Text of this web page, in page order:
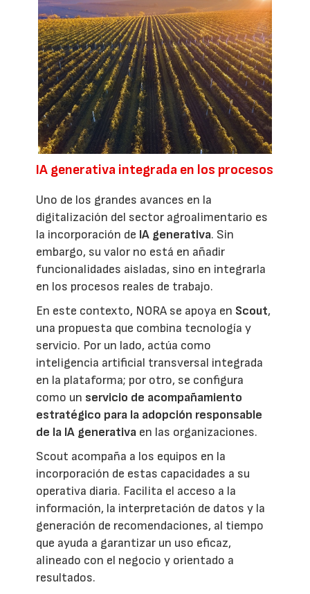
IA generativa integrada en los procesos
Uno de los grandes avances en la
digitalización del sector agroalimentario es
la incorporación de IA generativa. Sin
embargo, su valor no está en añadir
funcionalidades aisladas, sino en integrarla
en los procesos reales de trabajo.
En este contexto, NORA se apoya en Scout,
una propuesta que combina tecnología y
servicio. Por un lado, actúa como
inteligencia artificial transversal integrada
en la plataforma; por otro, se configura
como un servicio de acompañamiento
estratégico para la adopción responsable
de la IA generativa en las organizaciones.
Scout acompaña a los equipos en la
incorporación de estas capacidades a su
operativa diaria. Facilita el acceso a la
información, la interpretación de datos y la
generación de recomendaciones, al tiempo
que ayuda a garantizar un uso eficaz,
alineado con el negocio y orientado a
resultados.